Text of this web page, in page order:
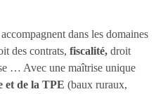
dans les domaines
des contrats, fiscalité, droit
… Avec une maîtrise unique
et de la TPE (baux ruraux,